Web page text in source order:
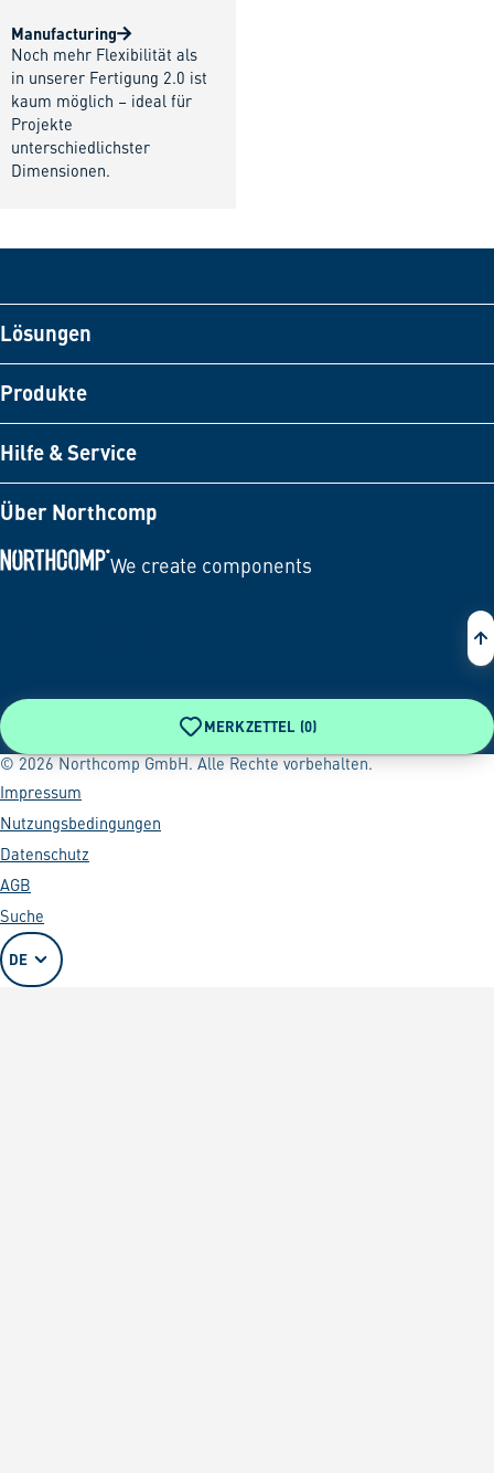
Manufacturing
Noch mehr Flexibilität als
in unserer Fertigung 2.0 ist
kaum möglich – ideal für
Projekte
unterschiedlichster
Dimensionen.
Lösungen
Produkte
Hilfe & Service
Über Northcomp
We create components
MERKZETTEL (0)
© 2026 Northcomp GmbH. Alle Rechte vorbehalten.
Impressum
Nutzungsbedingungen
Datenschutz
AGB
Suche
DE